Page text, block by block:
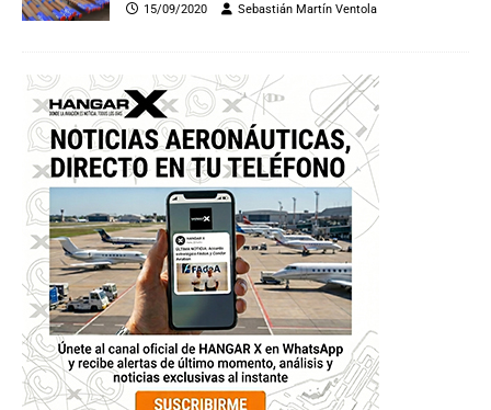
15/09/2020 Sebastián Martín Ventola